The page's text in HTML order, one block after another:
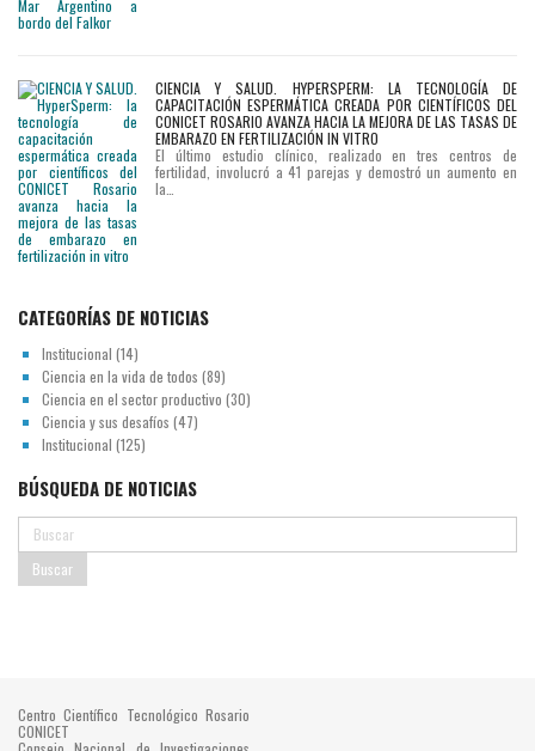
CIENCIA Y SALUD. HYPERSPERM: LA TECNOLOGÍA DE
CAPACITACIÓN ESPERMÁTICA CREADA POR CIENTÍFICOS DEL
CONICET ROSARIO AVANZA HACIA LA MEJORA DE LAS TASAS DE
EMBARAZO EN FERTILIZACIÓN IN VITRO
El último estudio clínico, realizado en tres centros de
fertilidad, involucró a 41 parejas y demostró un aumento en
la…
CATEGORÍAS DE NOTICIAS
Institucional (14)
Ciencia en la vida de todos (89)
Ciencia en el sector productivo (30)
Ciencia y sus desafíos (47)
Institucional (125)
BÚSQUEDA DE NOTICIAS
Centro Científico Tecnológico Rosario
CONICET